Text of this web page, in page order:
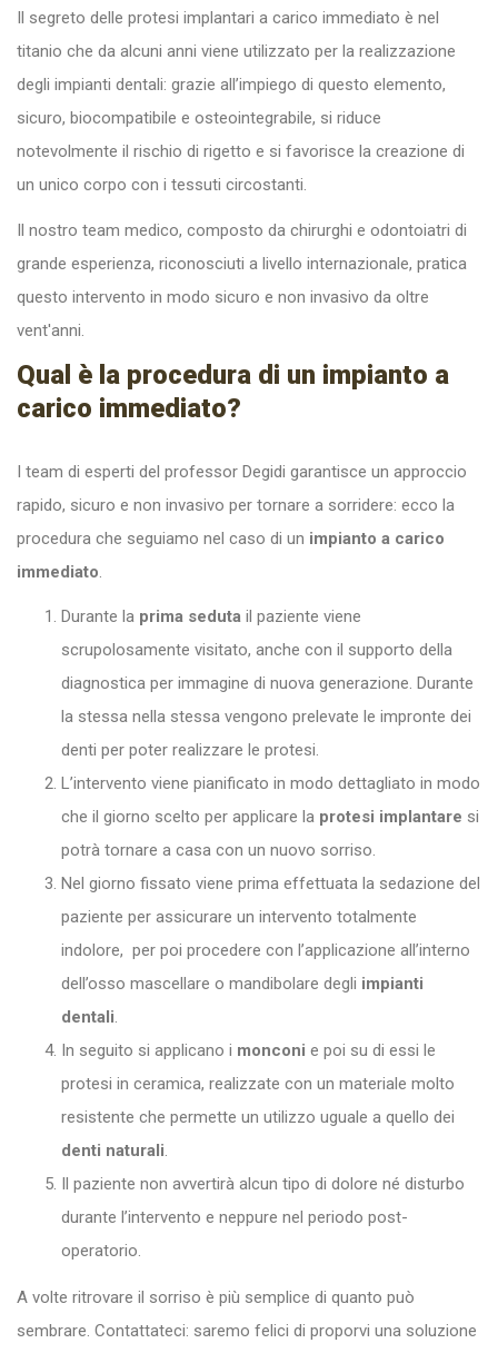
Il segreto delle protesi implantari a carico immediato è nel
titanio che da alcuni anni viene utilizzato per la realizzazione
degli impianti dentali: grazie all’impiego di questo elemento,
sicuro, biocompatibile e osteointegrabile, si riduce
notevolmente il rischio di rigetto e si favorisce la creazione di
un unico corpo con i tessuti circostanti.
Il nostro team medico, composto da chirurghi e odontoiatri di
grande esperienza, riconosciuti a livello internazionale, pratica
questo intervento in modo sicuro e non invasivo da oltre
vent'anni.
Qual è la procedura di un impianto a
carico immediato?
I team di esperti del professor Degidi garantisce un approccio
rapido, sicuro e non invasivo per tornare a sorridere: ecco la
procedura che seguiamo nel caso di un impianto a carico
immediato.
Durante la prima seduta il paziente viene
scrupolosamente visitato, anche con il supporto della
diagnostica per immagine di nuova generazione. Durante
la stessa nella stessa vengono prelevate le impronte dei
denti per poter realizzare le protesi.
L’intervento viene pianificato in modo dettagliato in modo
che il giorno scelto per applicare la protesi implantare si
potrà tornare a casa con un nuovo sorriso.
Nel giorno fissato viene prima effettuata la sedazione del
paziente per assicurare un intervento totalmente
indolore, per poi procedere con l’applicazione all’interno
dell’osso mascellare o mandibolare degli impianti
dentali.
In seguito si applicano i monconi e poi su di essi le
protesi in ceramica, realizzate con un materiale molto
resistente che permette un utilizzo uguale a quello dei
denti naturali.
Il paziente non avvertirà alcun tipo di dolore né disturbo
durante l’intervento e neppure nel periodo post-
operatorio.
A volte ritrovare il sorriso è più semplice di quanto può
sembrare. Contattateci: saremo felici di proporvi una soluzione